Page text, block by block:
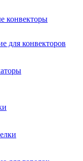
конвекторы
для конвекторов